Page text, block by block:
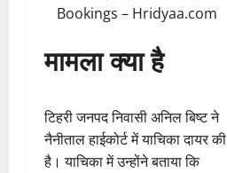
मामला क्या है
टिहरी जनपद निवासी अनिल बिष्ट ने
नैनीताल हाईकोर्ट में याचिका दायर की
है। याचिका में उन्होंने बताया कि